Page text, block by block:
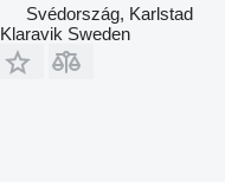
Svédország, Karlstad
Klaravik Sweden